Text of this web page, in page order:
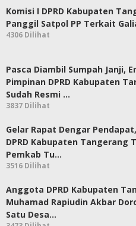
Komisi I DPRD Kabupaten
Panggil Satpol PP Terkait
4306 Dilihat
Pasca Diambil Sumpah Janji,
Pimpinan DPRD Kabupaten
Sudah Resmi …
3837 Dilihat
Gelar Rapat Dengar
DPRD Kabupaten Tangerang
Pemkab Tu…
3516 Dilihat
Anggota DPRD Kabupaten
Muhamad Rapiudin Akbar
Satu Desa…